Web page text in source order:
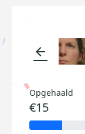
arrow_back
Opgehaald
€15